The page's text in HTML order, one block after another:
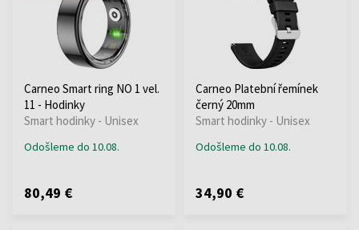
Carneo Smart ring NO 1 vel.
11 - Hodinky
Smart hodinky - Unisex
Odošleme do 10.08.
80,49 €
Carneo Platební řemínek
černý 20mm
Smart hodinky - Unisex
Odošleme do 10.08.
34,90 €